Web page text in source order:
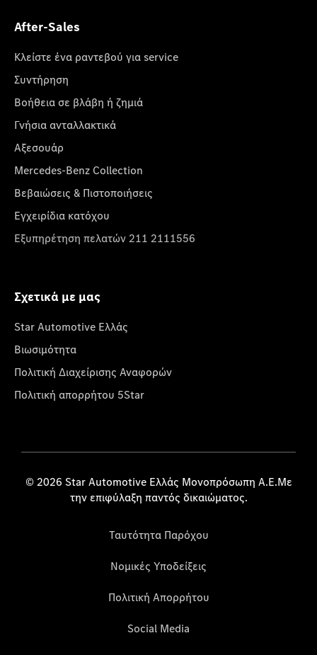
After-Sales
Κλείστε ένα ραντεβού για service
Συντήρηση
Βοήθεια σε βλάβη ή ζημιά
Γνήσια ανταλλακτικά
Αξεσουάρ
Mercedes-Benz Collection
Βεβαιώσεις & Πιστοποιήσεις
Εγχειρίδια κατόχου
Εξυπηρέτηση πελατών 211 2111556
Σχετικά με μας
Star Automotive Ελλάς
Βιωσιμότητα
Πολιτική Διαχείρισης Αναφορών
Πολιτική απορρήτου 5Star
© 2026 Star Automotive Ελλάς Μονοπρόσωπη Α.Ε.Με
την επιφύλαξη παντός δικαιώματος.
Ταυτότητα Παρόχου
Νομικές Υποδείξεις
Πολιτική Απορρήτου
Social Media